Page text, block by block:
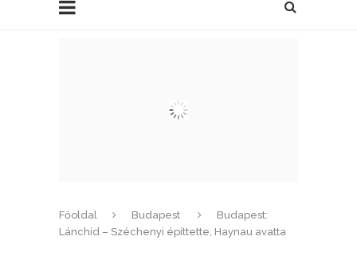
Főoldal Budapest
Budapest:
Lánchíd – Széchenyi építtette, Haynau avatta